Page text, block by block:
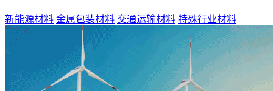
新能源材料 金属包装材料 交通运输材料 特殊行业材料